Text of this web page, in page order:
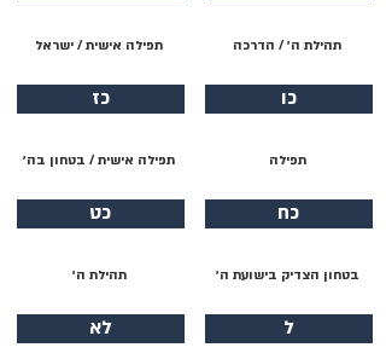
תהילת ה׳ / הדרכה
כו
תפילה
כח
בטחון הצדיק בישועת ה׳
ל
תפילה אישית / ישראל
כז
תפילה אישית / בטחון בה׳
כט
תהילת ה׳
לא